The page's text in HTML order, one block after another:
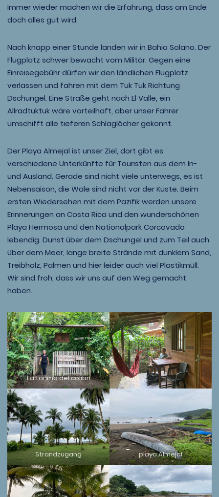
Immer wieder machen wir die Erfahrung, dass am Ende
doch alles gut wird.
Nach knapp einer Stunde landen wir in Bahia Solano. Der
Flugplatz schwer bewacht vom Militär. Gegen eine
Einreisegebühr dürfen wir den ländlichen Flugplatz
verlassen und fahren mit dem Tuk Tuk Richtung
Dschungel. Eine Straße geht nach El Valle, ein
Allradtuktuk wäre vorteilhaft, aber unser Fahrer
umschifft alle tieferen Schlaglöcher gekonnt.
Der Playa Almejal ist unser Ziel, dort gibt es
verschiedene Unterkünfte für Touristen aus dem In-
und Ausland. Gerade sind nicht viele unterwegs, es ist
Nebensaison, die Wale sind nicht vor der Küste. Beim
ersten Wiedersehen mit dem Pazifik werden unsere
Erinnerungen an Costa Rica und den wunderschönen
Playa Hermosa und den Nationalpark Corcovado
lebendig. Dunst über dem Dschungel und zum Teil auch
über dem Meer, lange breite Strände mit dunklem Sand,
Treibholz, Palmen und hier leider auch viel Plastikmüll.
Wir sind froh, dass wir uns auf den Weg gemacht
haben.
La tarima del colibri
Strandzugang playa Almejal